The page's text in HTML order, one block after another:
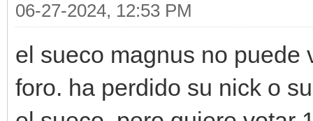
06-27-2024, 12:53 PM
el sueco magnus no puede
foro. ha perdido su nick o